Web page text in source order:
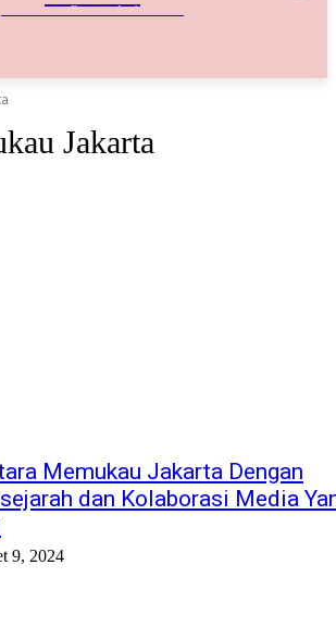
Referensi Bisnis Indonesia
Jakarta
Memukau Jakarta Dengan
dan Kolaborasi Media
9, 2024